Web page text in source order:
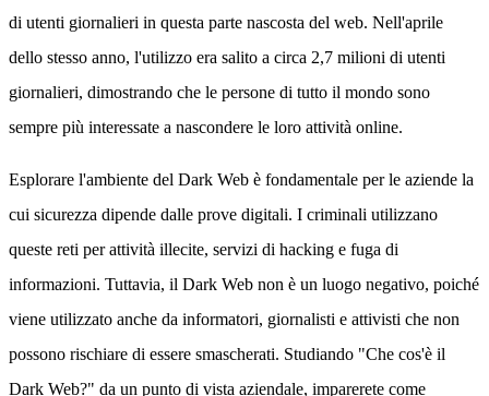
di utenti giornalieri in questa parte nascosta del web. Nell'aprile
dello stesso anno, l'utilizzo era salito a circa 2,7 milioni di utenti
giornalieri, dimostrando che le persone di tutto il mondo sono
sempre più interessate a nascondere le loro attività online.
Esplorare l'ambiente del Dark Web è fondamentale per le aziende la
cui sicurezza dipende dalle prove digitali. I criminali utilizzano
queste reti per attività illecite, servizi di hacking e fuga di
informazioni. Tuttavia, il Dark Web non è un luogo negativo, poiché
viene utilizzato anche da informatori, giornalisti e attivisti che non
possono rischiare di essere smascherati. Studiando "Che cos'è il
Dark Web?" da un punto di vista aziendale, imparerete come